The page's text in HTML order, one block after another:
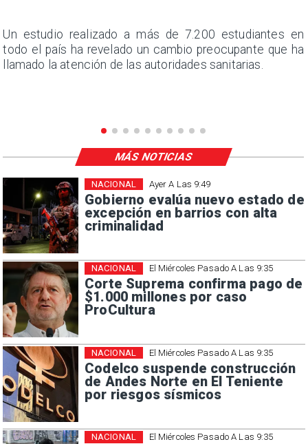
Un estudio realizado a más de 7.200 estudiantes en
todo el país ha revelado un cambio preocupante que ha
llamado la atención de las autoridades sanitarias.
Ayer A Las 9:49
Gobierno evalúa nuevo estado de
excepción en barrios con alta
criminalidad
NACIONAL
El Miércoles Pasado A Las 9:35
Corte Suprema confirma pago de
$1.000 millones por caso
ProCultura
NACIONAL
El Miércoles Pasado A Las 9:35
Codelco suspende construcción
de Andes Norte en El Teniente
por riesgos sísmicos
NACIONAL
El Miércoles Pasado A Las 9:35
NACIONAL
MÁS NOTICIAS